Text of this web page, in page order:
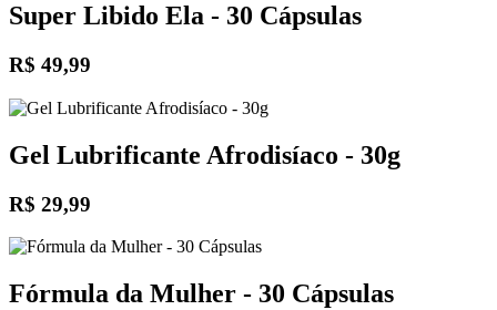
Super Libido Ela - 30 Cápsulas
R$ 49,99
Gel Lubrificante Afrodisíaco - 30g
R$ 29,99
Fórmula da Mulher - 30 Cápsulas